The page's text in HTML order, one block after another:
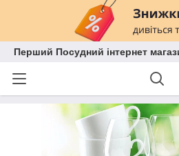
Перший Посудний інтернет